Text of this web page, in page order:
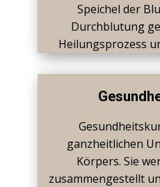
Speichel der
Durchblutung
Heilungsprozess
ganzheitlichen
Körpers. Sie
zusammengestellt